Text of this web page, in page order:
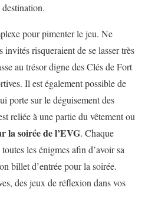
pour pimenter le jeu. Ne
risqueraient de se lasser très
au trésor digne des Clés de Fort
Il est également possible de
porte sur le déguisement des
reliée à une partie du vêtement ou
la soirée de l’EVG. Chaque
les énigmes afin d’avoir sa
billet d’entrée pour la soirée.
des jeux de réflexion dans vos